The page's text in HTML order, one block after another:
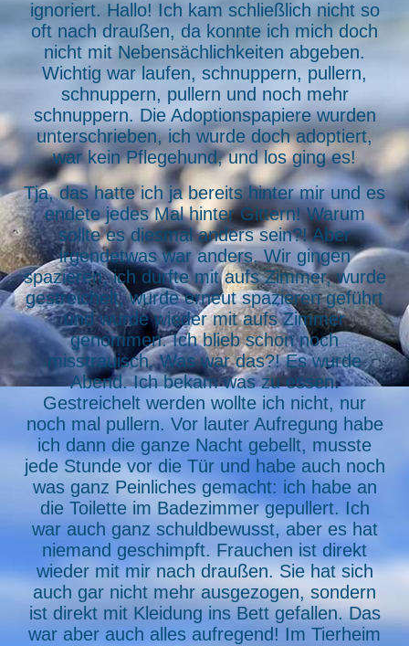
ignoriert. Hallo! Ich kam schließlich nicht so
oft nach draußen, da konnte ich mich doch
nicht mit Nebensächlichkeiten abgeben.
Wichtig war laufen, schnuppern, pullern,
schnuppern, pullern und noch mehr
schnuppern. Die Adoptionspapiere wurden
unterschrieben, ich wurde doch adoptiert,
war kein Pflegehund, und los ging es!
Tja, das hatte ich ja bereits hinter mir und es
endete jedes Mal hinter Gittern! Warum
sollte es diesmal anders sein?! Aber
irgendetwas war anders. Wir gingen
spazieren, ich durfte mit aufs Zimmer, wurde
gestreichelt, wurde erneut spazieren geführt
und wurde wieder mit aufs Zimmer
genommen. Ich blieb schon noch
misstrauisch. Was war das?! Es wurde
Abend. Ich bekam was zu essen.
Gestreichelt werden wollte ich nicht, nur
noch mal pullern. Vor lauter Aufregung habe
ich dann die ganze Nacht gebellt, musste
jede Stunde vor die Tür und habe auch noch
was ganz Peinliches gemacht: ich habe an
die Toilette im Badezimmer gepullert. Ich
war auch ganz schuldbewusst, aber es hat
niemand geschimpft. Frauchen ist direkt
wieder mit mir nach draußen. Sie hat sich
auch gar nicht mehr ausgezogen, sondern
ist direkt mit Kleidung ins Bett gefallen. Das
war aber auch alles aufregend! Im Tierheim